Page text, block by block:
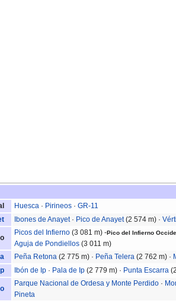
Huesca · Pirineos ·GR-11
Ibones de Anayet· Pico de Anayet(2 574 m) ·
Picos del Infierno (3 081 m) -Pico del Infierno
Aguja de Pondiellos (3 011 m)
Peña Retona (2 775 m) · Peña Telera (2 762 m) ·
Ibón de Ip · Pala de Ip (2 779 m) · Punta Escarra
Parque Nacional de Ordesa y Monte Perdido ·
Pineta